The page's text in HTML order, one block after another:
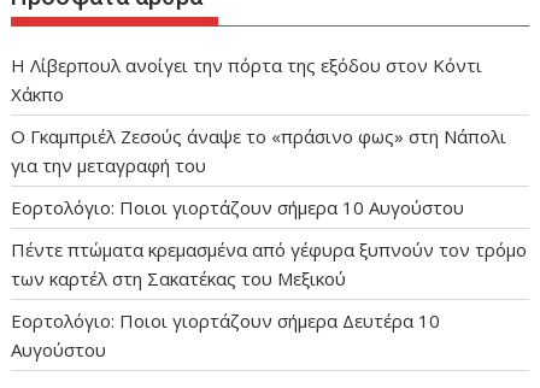
H Λίβερπουλ ανοίγει την πόρτα της εξόδου στον Κόντι
Χάκπο
O Γκαμπριέλ Ζεσούς άναψε το «πράσινο φως» στη Νάπολι
για την μεταγραφή του
Εορτολόγιο: Ποιοι γιορτάζουν σήμερα 10 Αυγούστου
Πέντε πτώματα κρεμασμένα από γέφυρα ξυπνούν τον τρόμο
των καρτέλ στη Σακατέκας του Μεξικού
Εορτολόγιο: Ποιοι γιορτάζουν σήμερα Δευτέρα 10
Αυγούστου